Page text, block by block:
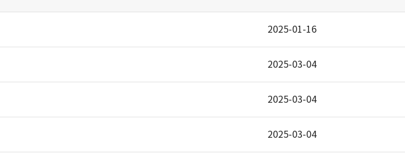
2025-01-16
2025-03-04
2025-03-04
2025-03-04